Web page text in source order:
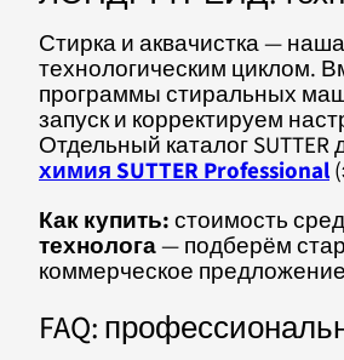
Стирка и аквачистка —
технологическим циклом.
программы стиральных
запуск и корректируем
Отдельный каталог
химия SUTTER Professional
Как купить:стоимость
технолога— подберём
коммерческое
FAQ: